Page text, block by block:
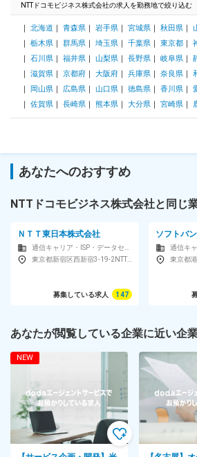
releases/news/article/2023/0310.html ■働き方 初期提案
ーズの途中段階から伴走します。本
が主担当となり、実装フェーズ以降
て携わり続けていただきます。 変更の範囲：会社の定める業
務
NTTドコモビジネス株式会社の求人を勤務地で絞り込む
北海道 青森県 岩手県 宮城県 秋田県
栃木県
群馬県 埼玉県 千葉県 東京都
石川県
福井県 山梨県 長野県 岐阜県
滋賀県
京都府 大阪府 兵庫県 奈良県
岡山県
広島県 山口県 徳島県 香川県
佐賀県
長崎県 熊本県 大分県 宮崎県
あなたへのおすすめ
NTTドコモビジネス株式会社と同じ
ＮＴＴ東日本株式会社
東京都新宿区西新宿3-19-2NTT東日本本社ビル
募集している求人 147
ソフトバ
あなたが閲覧している企業に近い企
NEW